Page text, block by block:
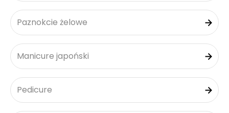
Paznokcie żelowe
Manicure japoński
Pedicure